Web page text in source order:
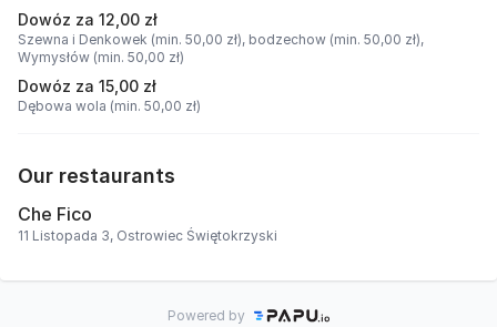
Dowóz za 12,00 zł
Szewna i Denkowek (min. 50,00 zł), bodzechow (min. 50,00 zł),
Wymysłów (min. 50,00 zł)
Dowóz za 15,00 zł
Dębowa wola (min. 50,00 zł)
Our restaurants
Che Fico
11 Listopada 3, Ostrowiec Świętokrzyski
Powered by